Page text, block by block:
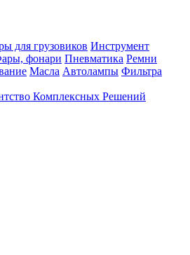
для грузовиков Инструмент
фонари Пневматика Ремни
Масла Автолампы Фильтра
Комплексных Решений